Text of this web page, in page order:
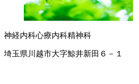
神経内科心療内科精神科
埼玉県川越市大字鯨井新田６－１